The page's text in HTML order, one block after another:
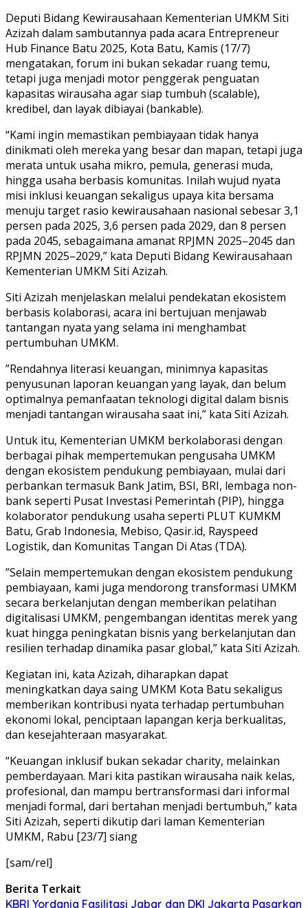
Deputi Bidang Kewirausahaan Kementerian UMKM Siti
Azizah dalam sambutannya pada acara Entrepreneur
Hub Finance Batu 2025, Kota Batu, Kamis (17/7)
mengatakan, forum ini bukan sekadar ruang temu,
tetapi juga menjadi motor penggerak penguatan
kapasitas wirausaha agar siap tumbuh (scalable),
kredibel, dan layak dibiayai (bankable).
“Kami ingin memastikan pembiayaan tidak hanya
dinikmati oleh mereka yang besar dan mapan, tetapi juga
merata untuk usaha mikro, pemula, generasi muda,
hingga usaha berbasis komunitas. Inilah wujud nyata
misi inklusi keuangan sekaligus upaya kita bersama
menuju target rasio kewirausahaan nasional sebesar 3,1
persen pada 2025, 3,6 persen pada 2029, dan 8 persen
pada 2045, sebagaimana amanat RPJMN 2025–2045 dan
RPJMN 2025–2029,” kata Deputi Bidang Kewirausahaan
Kementerian UMKM Siti Azizah.
Siti Azizah menjelaskan melalui pendekatan ekosistem
berbasis kolaborasi, acara ini bertujuan menjawab
tantangan nyata yang selama ini menghambat
pertumbuhan UMKM.
”Rendahnya literasi keuangan, minimnya kapasitas
penyusunan laporan keuangan yang layak, dan belum
optimalnya pemanfaatan teknologi digital dalam bisnis
menjadi tantangan wirausaha saat ini,” kata Siti Azizah.
Untuk itu, Kementerian UMKM berkolaborasi dengan
berbagai pihak mempertemukan pengusaha UMKM
dengan ekosistem pendukung pembiayaan, mulai dari
perbankan termasuk Bank Jatim, BSI, BRI, lembaga non-
bank seperti Pusat Investasi Pemerintah (PIP), hingga
kolaborator pendukung usaha seperti PLUT KUMKM
Batu, Grab Indonesia, Mebiso, Qasir.id, Rayspeed
Logistik, dan Komunitas Tangan Di Atas (TDA).
”Selain mempertemukan dengan ekosistem pendukung
pembiayaan, kami juga mendorong transformasi UMKM
secara berkelanjutan dengan memberikan pelatihan
digitalisasi UMKM, pengembangan identitas merek yang
kuat hingga peningkatan bisnis yang berkelanjutan dan
resilien terhadap dinamika pasar global,” kata Siti Azizah.
Kegiatan ini, kata Azizah, diharapkan dapat
meningkatkan daya saing UMKM Kota Batu sekaligus
memberikan kontribusi nyata terhadap pertumbuhan
ekonomi lokal, penciptaan lapangan kerja berkualitas,
dan kesejahteraan masyarakat.
“Keuangan inklusif bukan sekadar charity, melainkan
pemberdayaan. Mari kita pastikan wirausaha naik kelas,
profesional, dan mampu bertransformasi dari informal
menjadi formal, dari bertahan menjadi bertumbuh,” kata
Siti Azizah, seperti dikutip dari laman Kementerian
UMKM, Rabu [23/7] siang
[sam/rel]
Berita Terkait
KBRI Yordania Fasilitasi Jabar dan DKI Jakarta Pasarkan